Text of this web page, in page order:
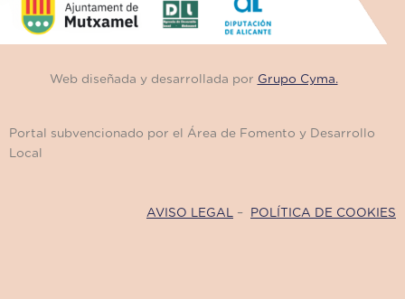
Web diseñada y desarrollada por Grupo Cyma.
Portal subvencionado por el Área de Fomento y Desarrollo
Local
AVISO LEGAL – POLÍTICA DE COOKIES